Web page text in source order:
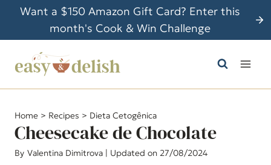
l
p
Want a $150 Amazon Gift Card? Enter this
month's Cook & Win Challenge
Home > Recipes > Dieta Cetogênica
Cheesecake de Chocolate
By Valentina Dimitrova | Updated on 27/08/2024